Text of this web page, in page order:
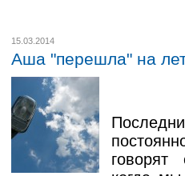
15.03.2014
Аша "перешла" на